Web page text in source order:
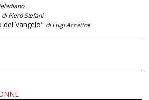
di Piero Stefani
del Vangelo" di Luigi Accattoli